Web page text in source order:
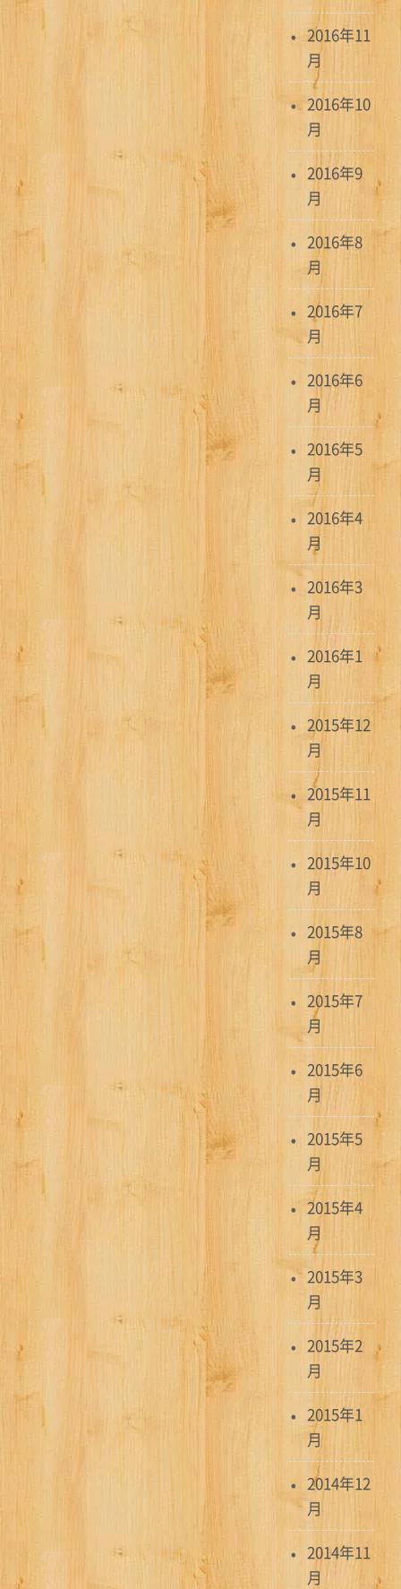
2016年11
月
2016年10
月
2016年9
月
2016年8
月
2016年7
月
2016年6
月
2016年5
月
2016年4
月
2016年3
月
2016年1
月
2015年12
月
2015年11
月
2015年10
月
2015年8
月
2015年7
月
2015年6
月
2015年5
月
2015年4
月
2015年3
月
2015年2
月
2015年1
月
2014年12
月
2014年11
月